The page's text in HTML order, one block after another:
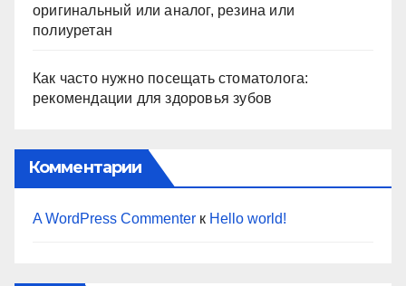
оригинальный или аналог, резина или
полиуретан
Как часто нужно посещать стоматолога:
рекомендации для здоровья зубов
Комментарии
A WordPress Commenter к Hello world!